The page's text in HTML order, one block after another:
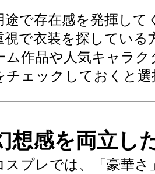
途で存在感を発揮して
視で衣装を探してい
作品や人気キャラク
チェックしておくと
想感を両立し
スプレでは、「豪華